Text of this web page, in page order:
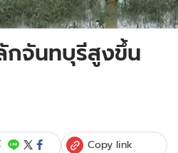
กจันทบุรีสูงขึ้น
Copy link